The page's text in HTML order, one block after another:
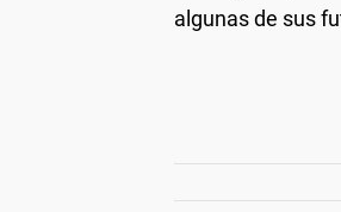
algunas de sus